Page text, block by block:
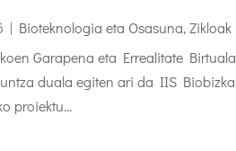
| Bioteknologia eta Osasuna,Zikloak
Garapena eta Errealitate
duala egiten ari da IIS
proiektu...